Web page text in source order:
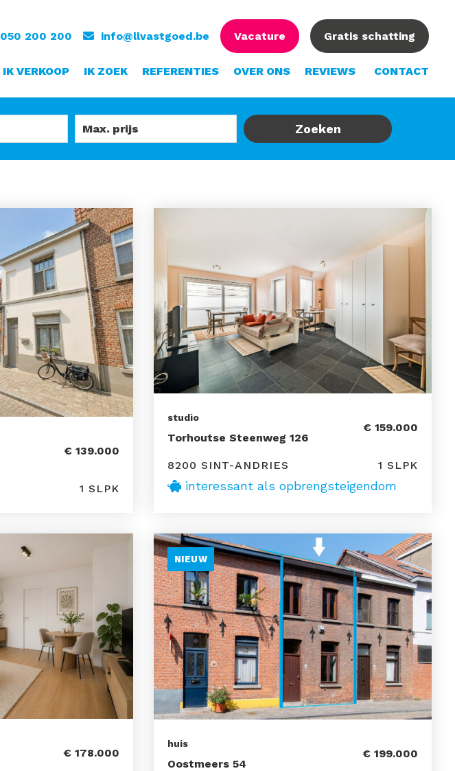
050 200 200 info@llvastgoed.be Vacature Gratis schatting
IK VERKOOP IK ZOEK REFERENTIES OVER ONS REVIEWS CONTACT
Zoeken
€ 139.000
1 SLPK
studio
Torhoutse Steenweg 126
€ 159.000
8200 SINT-ANDRIES 1 SLPK
interessant als opbrengsteigendom
€ 178.000
NIEUW
huis
Oostmeers 54
€ 199.000